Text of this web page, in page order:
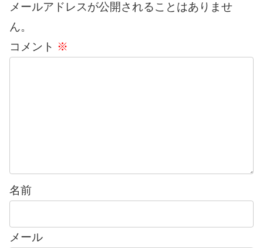
メールアドレスが公開されることはありませ
ん。
コメント ※
名前
メール